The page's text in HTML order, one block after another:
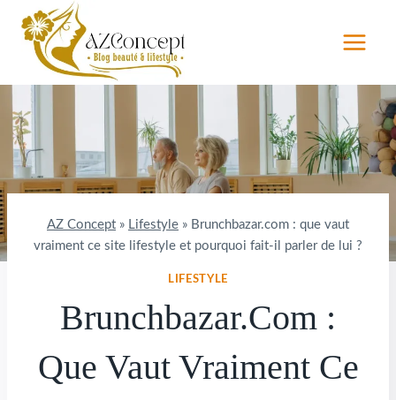
Aller
contenu
AZ Concept » Lifestyle » Brunchbazar.com : que vaut
vraiment ce site lifestyle et pourquoi fait-il parler de lui ?
LIFESTYLE
Brunchbazar.com :
Que Vaut Vraiment Ce